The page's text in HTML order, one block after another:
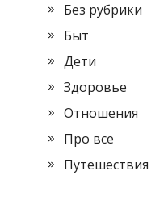
Без рубрики
Быт
Дети
Здоровье
Отношения
Про все
Путешествия